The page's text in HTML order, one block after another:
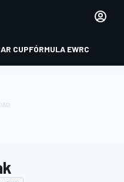
CUPFÓRMULA EWRC